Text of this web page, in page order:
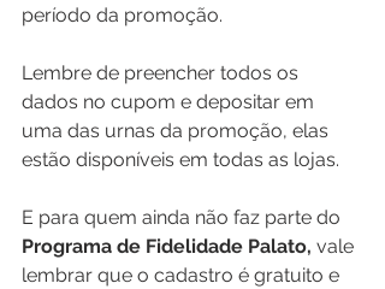
período da promoção.
Lembre de preencher todos os
dados no cupom e depositar em
uma das urnas da promoção, elas
estão disponíveis em todas as lojas.
E para quem ainda não faz parte do
Programa de Fidelidade Palato, vale
lembrar que o cadastro é gratuito e